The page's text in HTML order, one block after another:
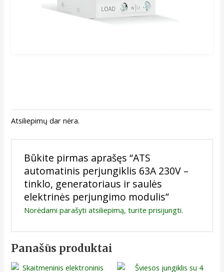
Atsiliepimų dar nėra.
Būkite pirmas aprašęs “ATS
automatinis perjungiklis 63A 230V –
tinklo, generatoriaus ir saulės
elektrinės perjungimo modulis”
Norėdami parašyti atsiliepimą, turite prisijungti.
Panašūs produktai